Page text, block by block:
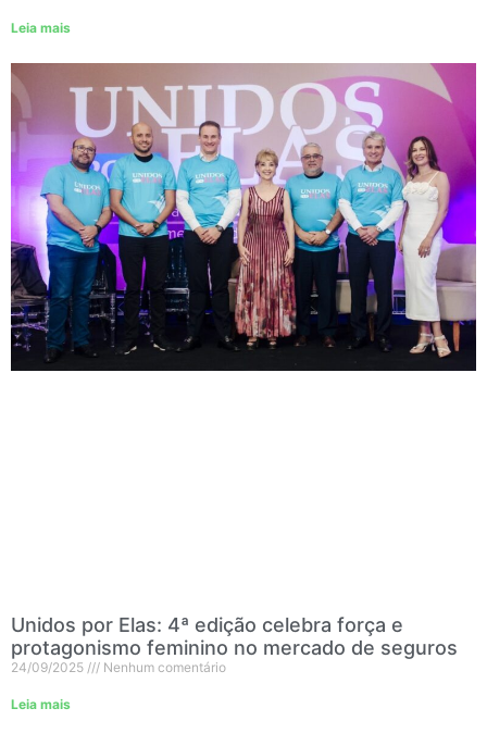
Leia mais
Unidos por Elas: 4ª edição celebra força e
protagonismo feminino no mercado de seguros
24/09/2025 Nenhum comentário
Leia mais